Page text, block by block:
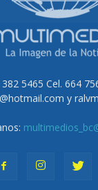
5465 Cel. 664
y